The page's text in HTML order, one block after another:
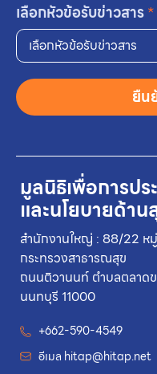
มูลนิธิเพื่อการปร
และนโยบายด้า
สำนักงานใหญ่ : 88/22 ห
กระทรวงสาธารณสุข
ถนนติวานนท์ ตำบลตลาด
นนทบุรี 11000
+662-590-4549
อีเมล hitap@hitap.net
เลือกหัวข้อรับข่าวสาร*
เลือกหัวข้อรับข่าวสาร
ยืน